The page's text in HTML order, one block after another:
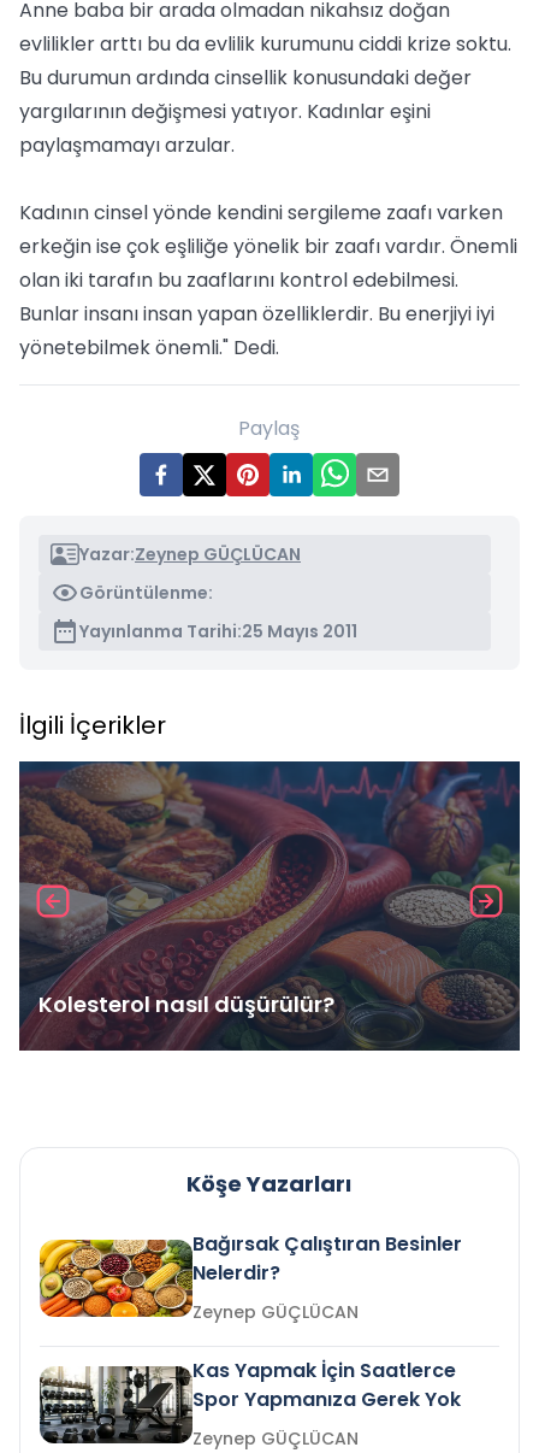
Anne baba bir arada olmadan nikahsız doğan
evlilikler arttı bu da evlilik kurumunu ciddi krize soktu.
Bu durumun ardında cinsellik konusundaki değer
yargılarının değişmesi yatıyor. Kadınlar eşini
paylaşmamayı arzular.
Kadının cinsel yönde kendini sergileme zaafı varken
erkeğin ise çok eşliliğe yönelik bir zaafı vardır. Önemli
olan iki tarafın bu zaaflarını kontrol edebilmesi.
Bunlar insanı insan yapan özelliklerdir. Bu enerjiyi iyi
yönetebilmek önemli." Dedi.
Paylaş
Yazar:Zeynep GÜÇLÜCAN
Görüntülenme:
Yayınlanma Tarihi:25 Mayıs 2011
İlgili İçerikler
Kolesterol nasıl düşürülür?
Köşe Yazarları
Bağırsak Çalıştıran Besinler
Nelerdir?
Zeynep GÜÇLÜCAN
Kas Yapmak İçin Saatlerce
Spor Yapmanıza Gerek Yok
Zeynep GÜÇLÜCAN